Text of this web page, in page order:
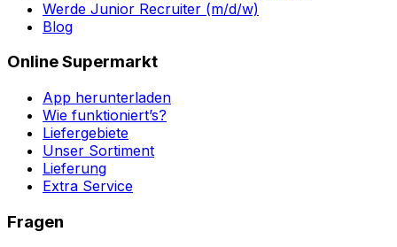
Werde Junior Recruiter (m/d/w)
Blog
Online Supermarkt
App herunterladen
Wie funktioniert’s?
Liefergebiete
Unser Sortiment
Lieferung
Extra Service
Fragen